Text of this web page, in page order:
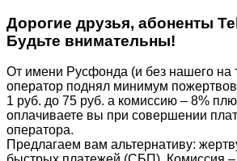
Дорогие друзья, абоненты
Будьте внимательны!
От имени Русфонда (и без нашего на
оператор поднял минимум
1 руб. до 75 руб. а комиссию – 8%
оплачиваете вы при совершении
оператора.
Предлагаем вам альтернативу: